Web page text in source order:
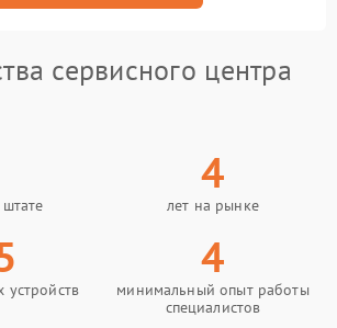
сервисного центра
4
лет на рынке
4
минимальный опыт работы
специалистов